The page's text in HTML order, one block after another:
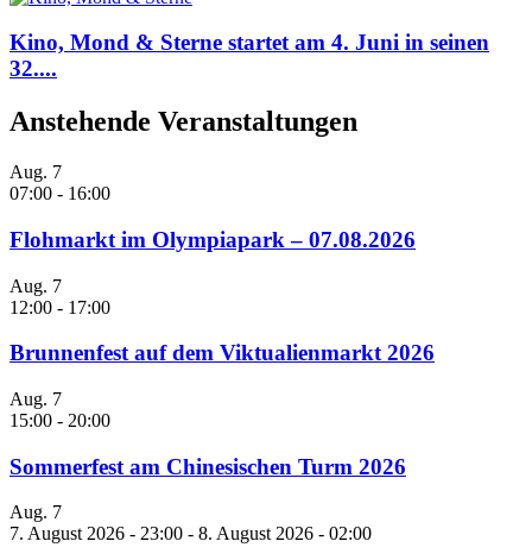
Kino, Mond & Sterne startet am 4. Juni in seinen
32....
Anstehende Veranstaltungen
Aug. 7
07:00 - 16:00
Flohmarkt im Olympiapark – 07.08.2026
Aug. 7
12:00 - 17:00
Brunnenfest auf dem Viktualienmarkt 2026
Aug. 7
15:00 - 20:00
Sommerfest am Chinesischen Turm 2026
Aug. 7
7. August 2026 - 23:00 - 8. August 2026 - 02:00